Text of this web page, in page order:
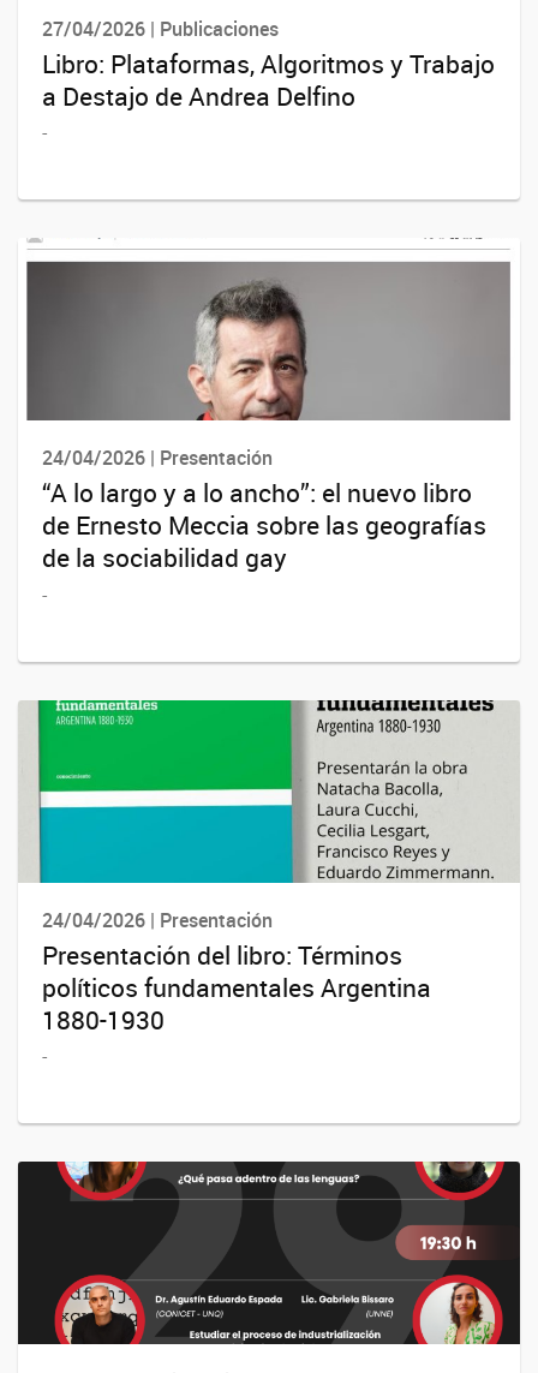
27/04/2026 | Publicaciones
Libro: Plataformas, Algoritmos y Trabajo
a Destajo de Andrea Delfino
-
24/04/2026 | Presentación
“A lo largo y a lo ancho”: el nuevo libro
de Ernesto Meccia sobre las geografías
de la sociabilidad gay
-
24/04/2026 | Presentación
Presentación del libro: Términos
políticos fundamentales Argentina
1880-1930
-